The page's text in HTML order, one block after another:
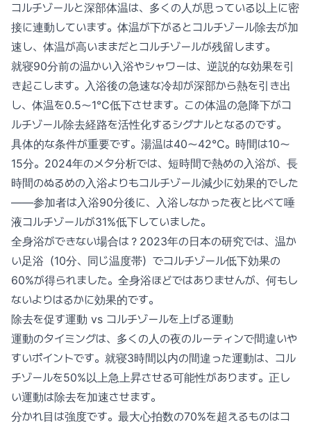
コルチゾールと深部体温は、多くの人が思っている以上に密
接に連動しています。体温が下がるとコルチゾール除去が加
速し、体温が高いままだとコルチゾールが残留します。
就寝90分前の温かい入浴やシャワーは、逆説的な効果を引
き起こします。入浴後の急速な冷却が深部から熱を引き出
し、体温を0.5〜1℃低下させます。この体温の急降下がコ
ルチゾール除去経路を活性化するシグナルとなるのです。
具体的な条件が重要です。湯温は40〜42℃。時間は10〜
15分。2024年のメタ分析では、短時間で熱めの入浴が、長
時間のぬるめの入浴よりもコルチゾール減少に効果的でした
——参加者は入浴90分後に、入浴しなかった夜と比べて唾
液コルチゾールが31%低下していました。
全身浴ができない場合は？2023年の日本の研究では、温か
い足浴（10分、同じ温度帯）でコルチゾール低下効果の
60%が得られました。全身浴ほどではありませんが、何もし
ないよりはるかに効果的です。
除去を促す運動 vs コルチゾールを上げる運動
運動のタイミングは、多くの人の夜のルーティンで間違いや
すいポイントです。就寝3時間以内の間違った運動は、コル
チゾールを50%以上急上昇させる可能性があります。正し
い運動は除去を加速させます。
分かれ目は強度です。最大心拍数の70%を超えるものはコ